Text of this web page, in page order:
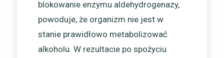
blokowanie enzymu aldehydrogenazy,
powoduje, że organizm nie jest w
stanie prawidłowo metabolizować
alkoholu. W rezultacie po spożyciu